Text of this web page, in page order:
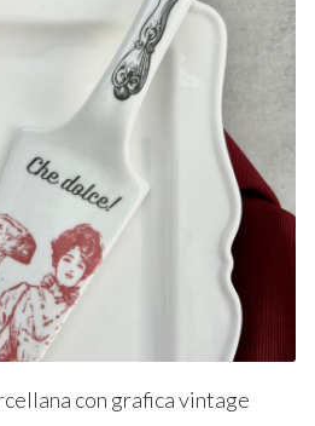
con grafica vintage